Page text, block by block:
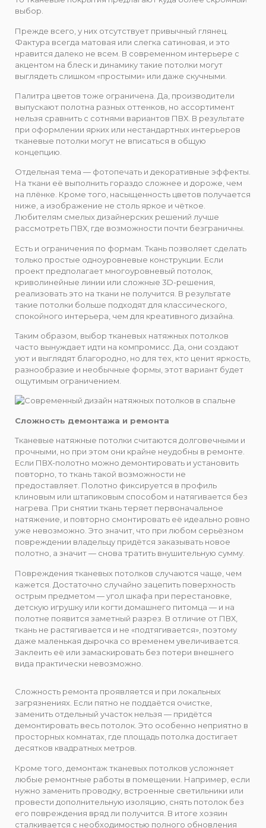
выбор.
Прежде всего, у них отсутствует привычный глянец.
Фактура всегда матовая или слегка сатиновая, и это
нравится далеко не всем. В современном интерьере с
акцентом на блеск и динамику такие потолки могут
выглядеть слишком «простыми» или даже скучными.
Палитра цветов тоже ограничена. Да, производители
выпускают полотна разных оттенков, но ассортимент
нельзя сравнить с сотнями вариантов ПВХ. В результате
при оформлении ярких или нестандартных интерьеров
тканевые потолки могут не вписаться в общую
концепцию.
Отдельная тема — фотопечать и декоративные эффекты.
На ткани её выполнить гораздо сложнее и дороже, чем
на плёнке. Кроме того, насыщенность цветов получается
ниже, а изображение не столь яркое и чёткое.
Любителям смелых дизайнерских решений лучше
рассмотреть ПВХ, где возможности почти безграничны.
Есть и ограничения по формам. Ткань позволяет сделать
только простые одноуровневые конструкции. Если
проект предполагает многоуровневый потолок,
криволинейные линии или сложные 3D-решения,
реализовать это на ткани не получится. В результате
такие потолки больше подходят для классического,
спокойного интерьера, чем для креативного дизайна.
Таким образом, выбор тканевых натяжных потолков
часто вынуждает идти на компромисс. Да, они создают
уют и выглядят благородно, но для тех, кто ценит яркость,
разнообразие и необычные формы, этот вариант будет
ощутимым ограничением.
Сложность демонтажа и ремонта
Тканевые натяжные потолки считаются долговечными и
прочными, но при этом они крайне неудобны в ремонте.
Если ПВХ-полотно можно демонтировать и установить
повторно, то ткань такой возможности не
предоставляет. Полотно фиксируется в профиль
клиновым или штапиковым способом и натягивается без
нагрева. При снятии ткань теряет первоначальное
натяжение, и повторно смонтировать её идеально ровно
уже невозможно. Это значит, что при любом серьёзном
повреждении владельцу придётся заказывать новое
полотно, а значит — снова тратить внушительную сумму.
Повреждения тканевых потолков случаются чаще, чем
кажется. Достаточно случайно зацепить поверхность
острым предметом — угол шкафа при перестановке,
детскую игрушку или когти домашнего питомца — и на
полотне появится заметный разрез. В отличие от ПВХ,
ткань не растягивается и не «подтягивается», поэтому
даже маленькая дырочка со временем увеличивается.
Заклеить её или замаскировать без потери внешнего
вида практически невозможно.
Сложность ремонта проявляется и при локальных
загрязнениях. Если пятно не поддаётся очистке,
заменить отдельный участок нельзя — придётся
демонтировать весь потолок. Это особенно неприятно в
просторных комнатах, где площадь потолка достигает
десятков квадратных метров.
Кроме того, демонтаж тканевых потолков усложняет
любые ремонтные работы в помещении. Например, если
нужно заменить проводку, встроенные светильники или
провести дополнительную изоляцию, снять потолок без
его повреждения вряд ли получится. В итоге хозяин
сталкивается с необходимостью полного обновления